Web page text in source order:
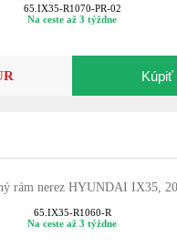
65.IX35-R1070-PR-02
Na ceste až 3 týždne
Kúpiť
rám nerez HYUNDAI IX35,
65.IX35-R1060-R
Na ceste až 3 týždne